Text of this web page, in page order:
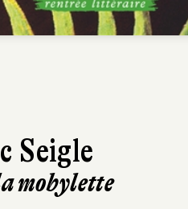
Seigle
mobylette